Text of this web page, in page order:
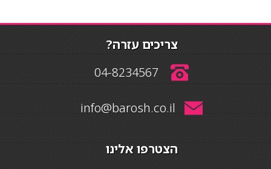
צריכים עזרה?
04-8234567
info@barosh.co.il
הצטרפו אלינו